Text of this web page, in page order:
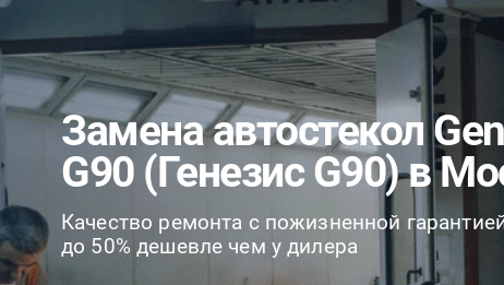
Замена автостекол
G90 (Генезис G90) в
Качество ремонта с пожизненной
до 50% дешевле чем у дилера